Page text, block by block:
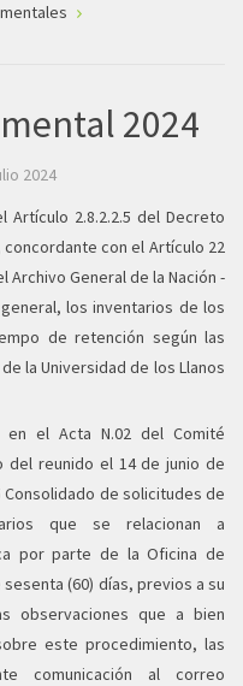
2024
2024
2.8.2.2.5 del Decreto
con el Artículo 22
General de la Nación -
los inventarios de los
de retención según las
la Universidad de los Llanos
en el Acta N.02 del Comité
del reunido el 14 de junio de
Consolidado de solicitudes de
que se relacionan a
por parte de la Oficina de
(60) días, previos a su
observaciones que a bien
este procedimiento, las
comunicación al correo